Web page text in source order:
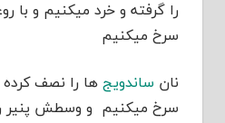
را گرفته و خرد میکنیم و با
سرخ میکنیم
نان ساندویج ها را نصف
سرخ میکنیم و وسطش پنیر